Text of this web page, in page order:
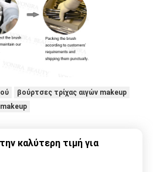
βούρτσες τρίχας αιγών makeup
καλύτερη τιμή για